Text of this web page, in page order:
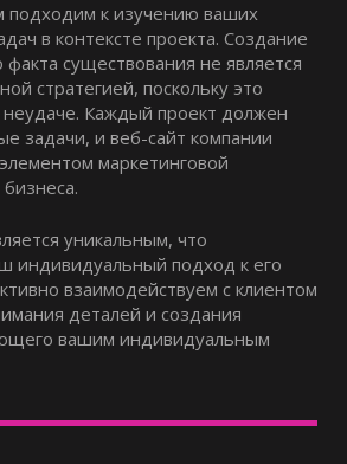
подходим к изучению ваших
в контексте проекта. Создание
факта существования не является
стратегией, поскольку это
Каждый проект должен
задачи, и веб-сайт компании
маркетинговой
уникальным, что
индивидуальный подход к его
взаимодействуем с клиентом
деталей и создания
вашим индивидуальным